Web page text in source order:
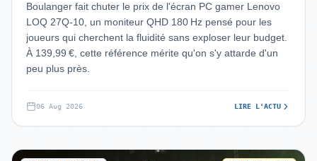
Boulanger fait chuter le prix de l'écran PC gamer Lenovo
LOQ 27Q-10, un moniteur QHD 180 Hz pensé pour les
joueurs qui cherchent la fluidité sans exploser leur budget.
À 139,99 €, cette référence mérite qu'on s'y attarde d'un
peu plus près.
06 Aug 2026 LIRE L'ACTU